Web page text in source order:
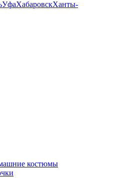
УфаХабаровскХанты-
костюмы